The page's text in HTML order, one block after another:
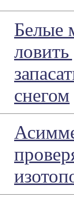
Белые
снегом